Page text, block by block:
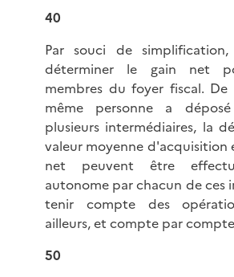
40
Par souci de
déterminer le gain net
membres du foyer fiscal. De
même personne a
plusieurs intermédiaires, la
valeur moyenne d'acquisition
net peuvent être
autonome par chacun de ces
tenir compte des
ailleurs, et compte par
50